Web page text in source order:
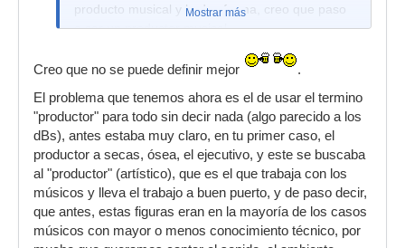
producto musical y le doy forma, creo que paso
a ser un productor musical.
También puedo componer un tema, interpretar
todos los instrumentos, grabar, mezclar y colgar
los temas en internet o simplemente enviarlos a
mis amigos por watsapp.
Mostrar más
Creo que no se puede definir mejor
.
El problema que tenemos ahora es el de usar el termino
"productor" para todo sin decir nada (algo parecido a los
dBs), antes estaba muy claro, en tu primer caso, el
productor a secas, ósea, el ejecutivo, y este se buscaba
al "productor" (artístico), que es el que trabaja con los
músicos y lleva el trabajo a buen puerto, y de paso decir,
que antes, estas figuras eran en la mayoría de los casos
músicos con mayor o menos conocimiento técnico, por